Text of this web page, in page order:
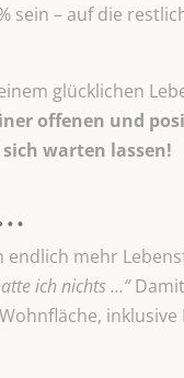
sein – auf die
glücklichen
offenen und
warten lassen!
mehr
ich nichts …“
inklusive